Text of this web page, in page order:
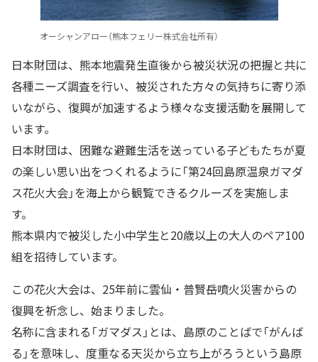
オーシャンアロー（熊本フェリー株式会社所有）
日本財団は、熊本地震発生直後から被災状況の把握と共に
各種ニーズ調査を行い、被災された方々の気持ちに寄り添
いながら、復興が加速するよう様々な支援活動を展開して
います。
日本財団は、困難な避難生活を送っている子どもたちが夏
の楽しい思い出をつくれるように「第24回島原温泉ガマダ
ス花火大会」を海上から観覧できるクルーズを実施しま
す。
熊本県内で被災した小中学生と20歳以上の大人のペア100
組を招待しています。
この花火大会は、25年前に雲仙・普賢岳噴火災害からの
復興を祈念し、始まりました。
名称に含まれる「ガマダス」とは、島原のことばで「がんば
る」を意味し、度重なる天災から立ち上がろうという島原